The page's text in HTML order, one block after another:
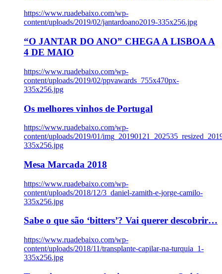
https://www.ruadebaixo.com/wp-
content/uploads/2019/02/jantardoano2019-335x256.jpg
“O JANTAR DO ANO” CHEGA A LISBOA A
4 DE MAIO
https://www.ruadebaixo.com/wp-
content/uploads/2019/02/ppvawards_755x470px-
335x256.jpg
Os melhores vinhos de Portugal
https://www.ruadebaixo.com/wp-
content/uploads/2019/01/
335x256.jpg
Mesa Marcada 2018
https://www.ruadebaixo.com/wp-
content/uploads/2018/12/3_daniel-zamith-e-jorge-camilo-
335x256.jpg
Sabe o que são ‘bitters’? Vai querer descobrir…
https://www.ruadebaixo.com/wp-
content/uploads/2018/11/transplante-capilar-na-turquia_1-
335x256.jpg